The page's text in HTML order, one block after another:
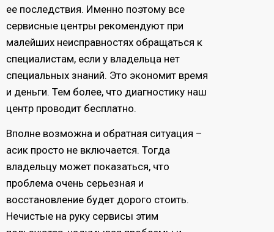
ее последствия. Именно поэтому все
сервисные центры рекомендуют при
малейших неисправностях обращаться к
специалистам, если у владельца нет
специальных знаний. Это экономит время
и деньги. Тем более, что диагностику наш
центр проводит бесплатно.
Вполне возможна и обратная ситуация –
асик просто не включается. Тогда
владельцу может показаться, что
проблема очень серьезная и
восстановление будет дорого стоить.
Нечистые на руку сервисы этим